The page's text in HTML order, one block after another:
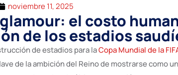
noviembre 11, 2025
el costo
de los estadios
de estadios para laCopa Mundial de la
de la ambición del Reino de mostrarse como